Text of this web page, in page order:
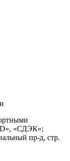
«СДЭК»;
пр-д, стр.